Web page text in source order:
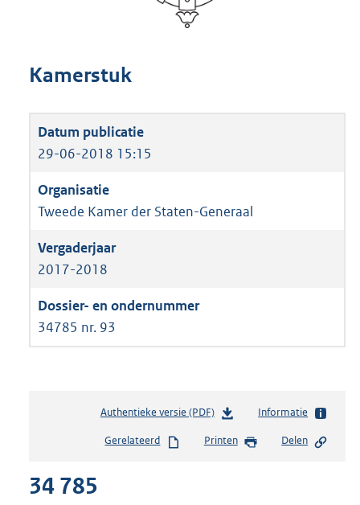
Kamerstuk
29-06-2018 15:15
Tweede Kamer der Staten-Generaal
2017-2018
34785 nr. 93
Authentieke versie (PDF)b
s
Informatie
Gerelateerd Printen Delen
34 785